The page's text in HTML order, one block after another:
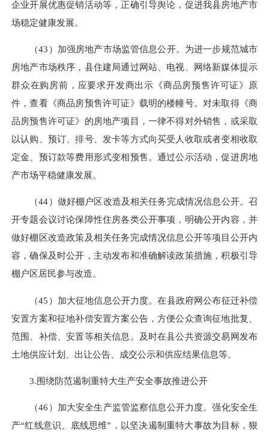
企业开展优惠促销活动等，正确引导舆论，促进我县房地产市
场稳定健康发展。
（43）加强房地产市场监管信息公开。为进一步规范城市
房地产市场秩序，县住建局通过网站、电视、网络新媒体提示
群众在购房前，应要求开发商出示《商品房预售许可证》原
件，查看《商品房预售许可证》载明的楼幢号。对未取得《商
品房预售许可证》的房地产项目，一律不得对外销售，或采取
以认购、预订、排号、发卡等方式向买受人收取或者变相收取
定金、预订款等费用形式变相预售。通过公示活动，促进房地
产市场平稳健康发展。
（44）做好棚户区改造及相关任务完成情况信息公开。召
开专题会议讨论保障性住房各类公开事项，明确公开内容，并
做好棚区改造政策及相关任务完成情况信息公开等项目公开内
容，确保及时公开，主动发布和准确解读政策措施，积极引导
棚户区居民参与改造。
（45）加大征地信息公开力度。在县政府网公布征迁补偿
安置方案和征地补偿安置方案公告，方便公众查询征地批复、
范围、补偿、安置等相关信息。及时在县公共资源交易网发布
土地供应计划、出让公告、成交公示和供应结果信息等。
3.围绕防范遏制重特大生产安全事故推进公开
（46）加大安全生产监管监察信息公开力度。强化安全生
产“红线意识、底线思维”，以坚决遏制重特大事故为目标，狠